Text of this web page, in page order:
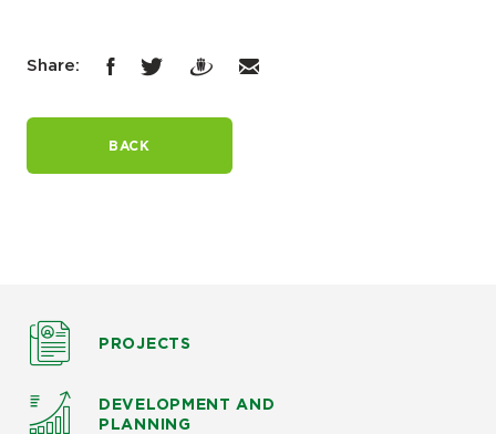
Share:
BACK
PROJECTS
DEVELOPMENT AND
PLANNING